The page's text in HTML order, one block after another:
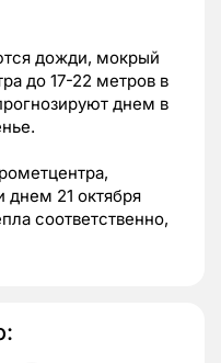
дожди, мокрый
до 17-22 метров в
днем в
днем 21 октября
соответственно,